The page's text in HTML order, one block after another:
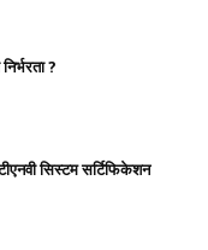
?
सिस्टम सर्टिफिकेशन